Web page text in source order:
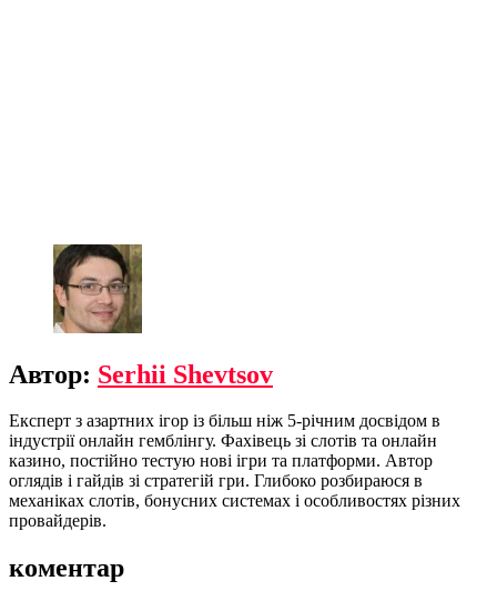
Автор: Serhii Shevtsov
Експерт з азартних ігор із більш ніж 5-річним досвідом в
індустрії онлайн гемблінгу. Фахівець зі слотів та онлайн
казино, постійно тестую нові ігри та платформи. Автор
оглядів і гайдів зі стратегій гри. Глибоко розбираюся в
механіках слотів, бонусних системах і особливостях різних
провайдерів.
коментар